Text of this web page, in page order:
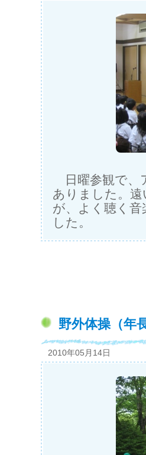
日曜参観で、
ありました。
が、よく聴く
した。
野外体操（年
2010年05月14日